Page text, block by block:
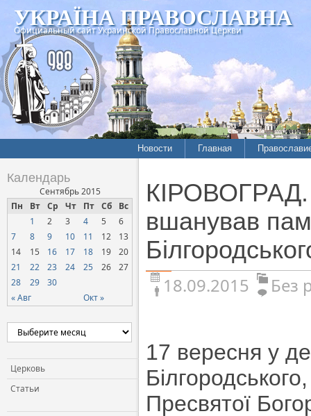
УКРАЇНА ПРАВОСЛАВНА
Официальный сайт Украинской Православной Церкви
Новости Главная
Календарь
Сентябрь 2015
Пн
Вт Ср Чт Пт Сб Вс
« Авг Окт »
1 2 3 4 5
6
7
8 9 10 11 12
13
14
15 16 17 18 19
20
21
22 23 24 25 26
27
28
29 30
Церковь
Статьи
КІРОВОГРАД.
вшанував
18.09.2015 Без
17 вересня у
Пресвятої